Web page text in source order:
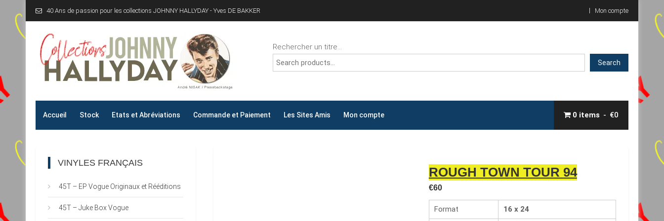
to
content
40 Ans de passion pour les collections JOHNNY HALLYDAY - Yves DE BAKKER Mon compte
Collections JOHNNY HALLYDAY
Rechercher un titre...
Search
Accueil Stock Etats et Abréviations Commande et Paiement Les Sites Amis Mon compte 0 items €0
ROUGH TOWN TOUR 94
€60
Format 16 x 24
VINYLES FRANÇAIS
45T – EP Vogue Originaux et Rééditions
45T – Juke Box Vogue